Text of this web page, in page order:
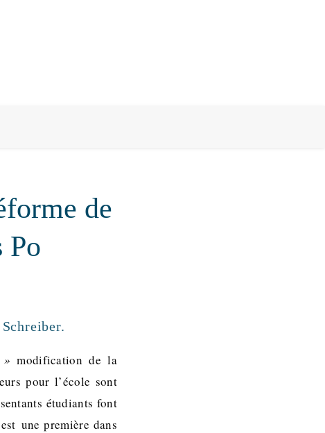
de
Po
modification de la
pour l’école sont
étudiants font
une première dans